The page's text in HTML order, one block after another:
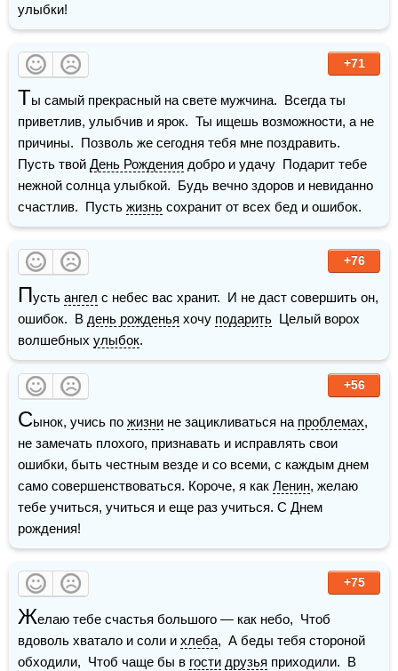
улыбки!
+71
Ты самый прекрасный на свете мужчина.  Всегда ты
приветлив, улыбчив и ярок.  Ты ищешь возможности, а не
причины.  Позволь же сегодня тебя мне поздравить.
Пусть твой День Рождения добро и удачу  Подарит тебе
нежной солнца улыбкой.  Будь вечно здоров и невиданно
счастлив.  Пусть жизнь сохранит от всех бед и ошибок.
+76
Пусть ангел с небес вас хранит.  И не даст совершить он,
ошибок.  В день рожденья хочу подарить
  Целый ворох
волшебных улыбок.
+56
Сынок, учись по жизни не зацикливаться на проблемах,
не замечать плохого, признавать и исправлять свои
ошибки, быть честным везде и со всеми, с каждым днем
само совершенствоваться. Короче, я как Ленин, желаю
тебе учиться, учиться и еще раз учиться. С Днем
рождения!
+75
Желаю тебе счастья большого — как небо,  Чтоб
вдоволь хватало и соли и хлеба,  А беды тебя стороной
обходили,  Чтоб чаще бы в гости друзья приходили.  В